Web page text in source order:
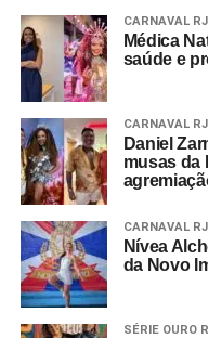
CARNAVAL RJ
Médica
saúde e
CARNAVAL RJ
Daniel
musas da
CARNAVAL RJ
Nívea
da Novo
SÉRIE OURO